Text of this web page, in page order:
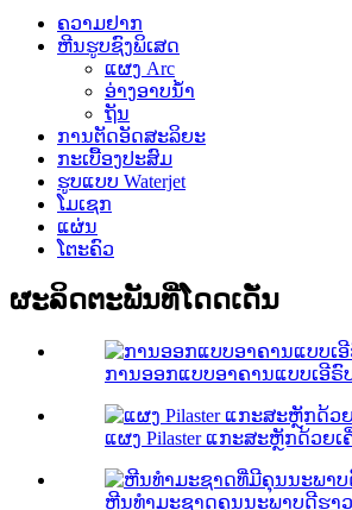
ຄວາມຢາກ
ຫີນຮູບຊົງພິເສດ
ແຜງ Arc
ອ່າງອາບນ້ຳ
ຖັນ
ການຕັດອັດສະລິຍະ
ກະເບື້ອງປະສົມ
ຮູບແບບ Waterjet
ໂມເຊກ
ແຜ່ນ
ໂຕະຄົວ
ຜະລິດຕະພັນທີ່ໂດດເດັ່ນ
ການອອກແບບອາຄານແບບເອີ
ແຜງ Pilaster ແກະສະຫຼັກດ້ວຍ
ຫີນທໍາມະຊາດຄຸນນະພາບດີຮາວ